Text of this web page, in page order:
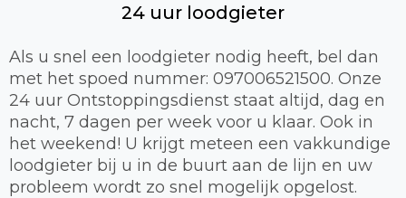
24 uur loodgieter
Als u snel een loodgieter nodig heeft, bel dan
met het spoed nummer: 097006521500. Onze
24 uur Ontstoppingsdienst staat altijd, dag en
nacht, 7 dagen per week voor u klaar. Ook in
het weekend! U krijgt meteen een vakkundige
loodgieter bij u in de buurt aan de lijn en uw
probleem wordt zo snel mogelijk opgelost.